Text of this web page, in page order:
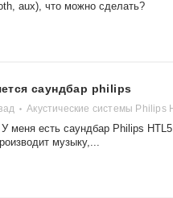
aux), что можно сделать?
саундбар philips
Акустические системы Philips
меня есть саундбар Philips
музыку,...